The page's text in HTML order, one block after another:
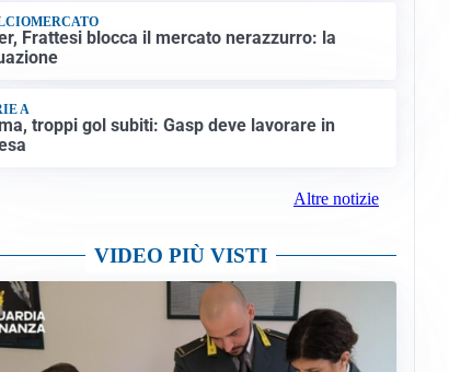
Frattesi blocca il mercato nerazzurro: la
A
troppi gol subiti: Gasp deve lavorare in
Altre notizie
VIDEO PIÙ VISTI